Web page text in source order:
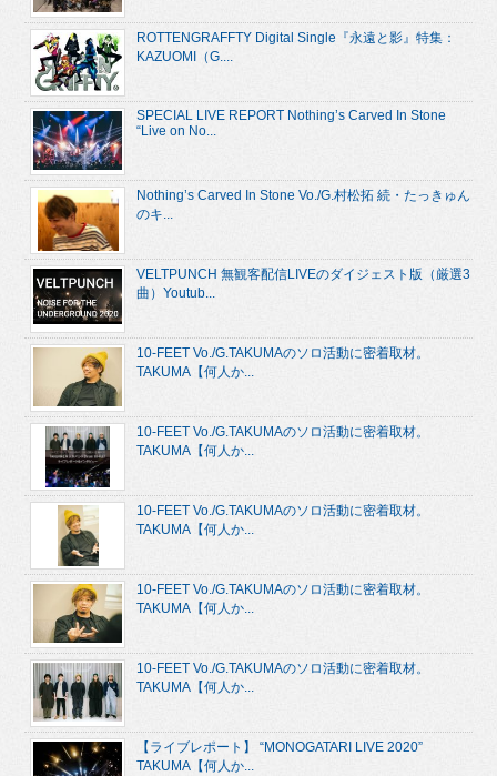
ROTTENGRAFFTY Digital Single『永遠と影』特集：
KAZUOMI（G....
SPECIAL LIVE REPORT Nothing’s Carved In Stone
“Live on No...
Nothing’s Carved In Stone Vo./G.村松拓 続・たっきゅん
のキ...
VELTPUNCH 無観客配信LIVEのダイジェスト版（厳選3
曲）Youtub...
10-FEET Vo./G.TAKUMAのソロ活動に密着取材。
TAKUMA【何人か...
10-FEET Vo./G.TAKUMAのソロ活動に密着取材。
TAKUMA【何人か...
10-FEET Vo./G.TAKUMAのソロ活動に密着取材。
TAKUMA【何人か...
10-FEET Vo./G.TAKUMAのソロ活動に密着取材。
TAKUMA【何人か...
10-FEET Vo./G.TAKUMAのソロ活動に密着取材。
TAKUMA【何人か...
【ライブレポート】 “MONOGATARI LIVE 2020”
TAKUMA【何人か...